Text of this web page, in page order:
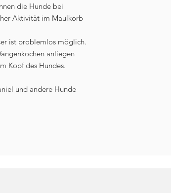
die Hunde bei
Aktivität im Maulkorb
ist problemlos möglich.
anliegen
Kopf des Hundes.
und andere Hunde